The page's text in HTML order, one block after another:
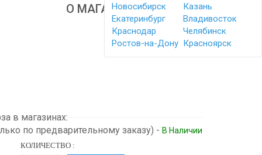
Новосибирск
Казань
Екатеринбург
Владивосток
Краснодар
Челябинск
Ростов-на-Дону Красноярск
О МАГАЗИНЕ
в магазинах:
по предварительному заказу) - В Наличии
КОЛИЧЕСТВО :